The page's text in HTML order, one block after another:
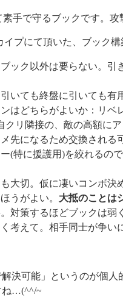
手で守るブックです。攻
プにて頂いた、ブック構
ック以外は要らない。引
いても終盤に引いても有
はどちらがよいか：リベ
クリ隣接の、敵の高額に
先になるため交換される
(特に援護用)を絞れるの
大切。仮に凄いコンボ決
うがよい。 大抵のことは
対策するほどブックは弱
考えて。相手同士が争い
決可能」というのが個人
ね…(^^/~